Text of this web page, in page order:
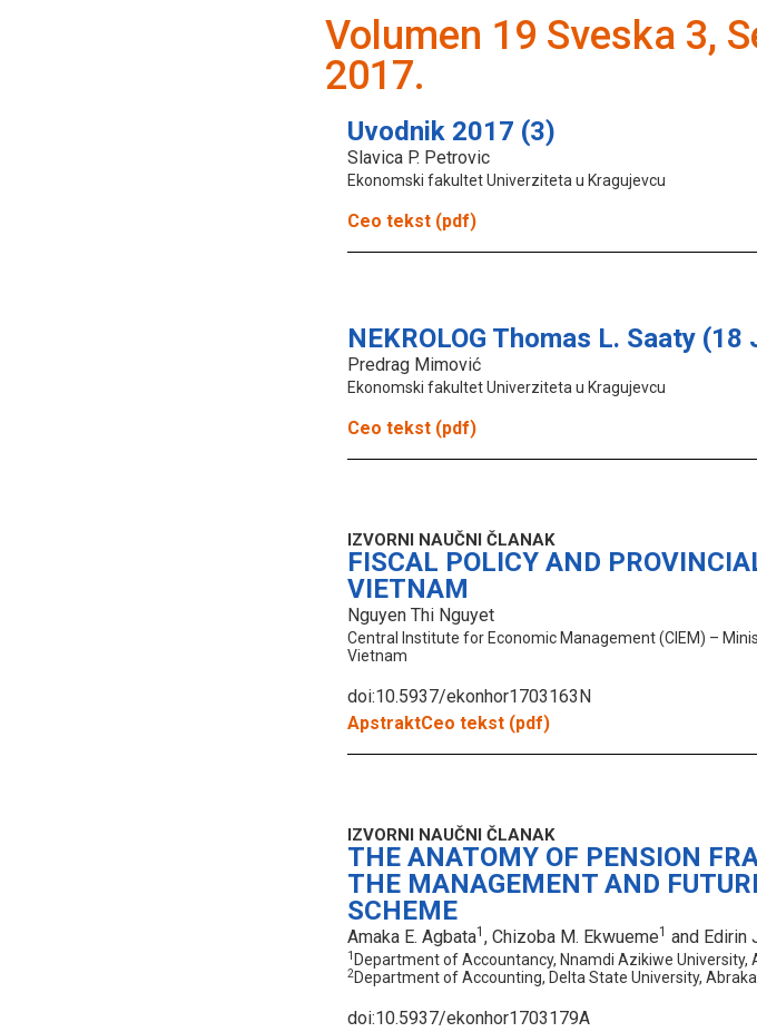
Volumen 19 Sveska 3,
2017.
Uvodnik 2017 (3)
Slavica P. Petrovic
Ekonomski fakultet Univerziteta u Kragujevcu
Ceo tekst (pdf)
NEKROLOG Thomas L. Saaty
Predrag Mimović
Ekonomski fakultet Univerziteta u Kragujevcu
Ceo tekst (pdf)
IZVORNI NAUČNI ČLANAK
FISCAL POLICY AND
VIETNAM
Nguyen Thi Nguyet
Central Institute for Economic Management (CIEM) –
Vietnam
doi:10.5937/ekonhor1703163N
ApstraktCeo tekst (pdf)
IZVORNI NAUČNI ČLANAK
THE ANATOMY OF PENSION
THE MANAGEMENT AND
SCHEME
Amaka E. Agbata1 , Chizoba M. Ekwueme1 and Edirin
1 Department of Accountancy, Nnamdi Azikiwe University,
2Department of Accounting, Delta State University,
doi:10.5937/ekonhor1703179A